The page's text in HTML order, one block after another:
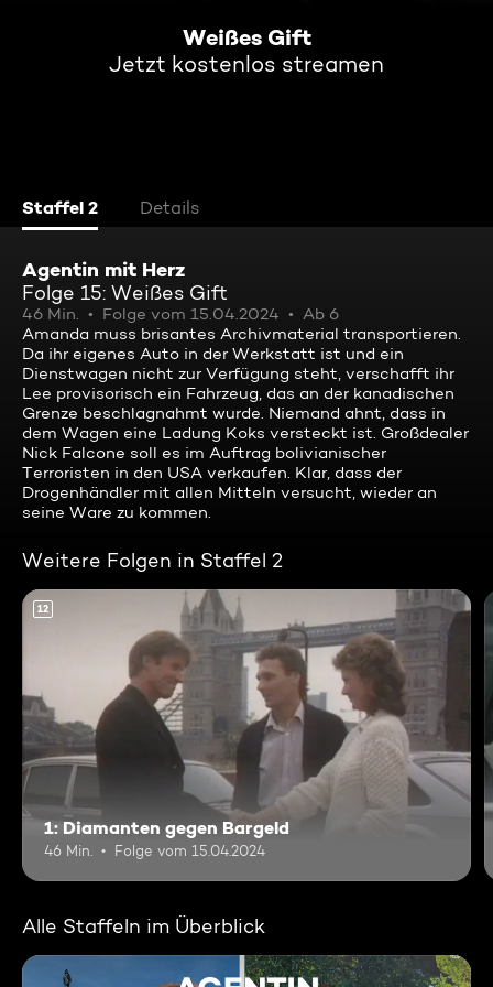
Weißes Gift
Jetzt kostenlos streamen
Staffel 2 Details
Agentin mit Herz
Folge 15: Weißes Gift
46 Min. Folge vom 15.04.2024
Ab 6
Amanda muss brisantes Archivmaterial transportieren.
Da ihr eigenes Auto in der Werkstatt ist und ein
Dienstwagen nicht zur Verfügung steht, verschafft ihr
Lee provisorisch ein Fahrzeug, das an der kanadischen
Grenze beschlagnahmt wurde. Niemand ahnt, dass in
dem Wagen eine Ladung Koks versteckt ist. Großdealer
Nick Falcone soll es im Auftrag bolivianischer
Terroristen in den USA verkaufen. Klar, dass der
Drogenhändler mit allen Mitteln versucht, wieder an
seine Ware zu kommen.
Weitere Folgen in Staffel 2
12
1: Diamanten gegen Bargeld
46 Min. Folge vom 15.04.2024
Alle Staffeln im Überblick